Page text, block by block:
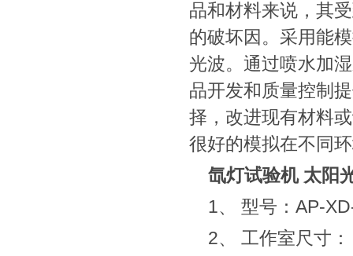
品和材料来说，其
的破坏因。采用能
光波。通过喷水加
品开发和质量控制
择，改进现有材料
很好的模拟在不同
氙灯试验机 太阳
1、 型号：AP-
2、 工作室尺寸